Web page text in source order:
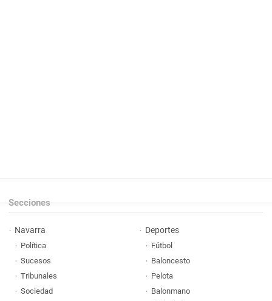
Secciones
Navarra
Política
Sucesos
Tribunales
Sociedad
Deportes
Fútbol
Baloncesto
Pelota
Balonmano